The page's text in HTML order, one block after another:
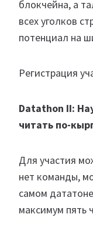
блокчейна, а
всех уголков
потенциал на
Регистрация
Datathon II:
читать по-
Для участия
нет команды,
самом
максимум пять